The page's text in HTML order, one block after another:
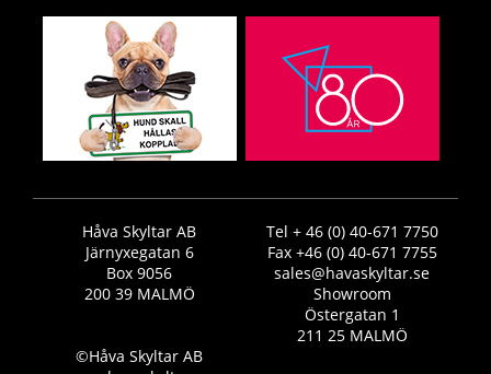
Håva Skyltar AB
Järnyxegatan 6
Box 9056
200 39 MALMÖ
Tel + 46 (0) 40-671 7750
Fax +46 (0) 40-671 7755
sales@havaskyltar.se
Showroom
Östergatan 1
211 25 MALMÖ
©Håva Skyltar AB